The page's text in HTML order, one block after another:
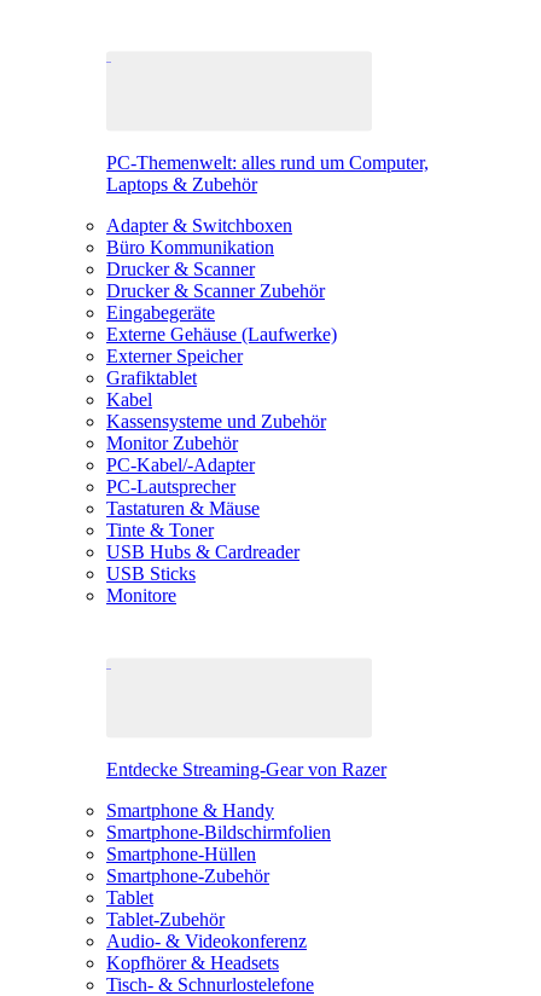
PC-Themenwelt: alles rund um Computer,
Laptops & Zubehör
Adapter & Switchboxen
Büro Kommunikation
Drucker & Scanner
Drucker & Scanner Zubehör
Eingabegeräte
Externe Gehäuse (Laufwerke)
Externer Speicher
Grafiktablet
Kabel
Kassensysteme und Zubehör
Monitor Zubehör
PC-Kabel/-Adapter
PC-Lautsprecher
Tastaturen & Mäuse
Tinte & Toner
USB Hubs & Cardreader
USB Sticks
Monitore
Entdecke Streaming-Gear von Razer
Smartphone & Handy
Smartphone-Bildschirmfolien
Smartphone-Hüllen
Smartphone-Zubehör
Tablet
Tablet-Zubehör
Audio- & Videokonferenz
Kopfhörer & Headsets
Tisch- & Schnurlostelefone